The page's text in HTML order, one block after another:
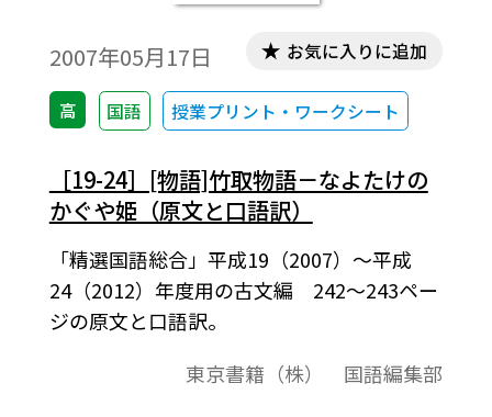
2007年05月17日
高 国語 授業プリント・ワークシート
お気に入りに追加
［19-24］[物語]竹取物語－なよたけの
かぐや姫（原文と口語訳）
「精選国語総合」平成19（2007）～平成
24（2012）年度用の古文編 242～243ペー
ジの原文と口語訳。
東京書籍（株） 国語編集部